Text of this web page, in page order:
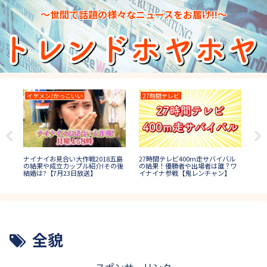
～世間で話題の様々なニュースをお届け!!～
イケメン/かっこいい
ナイナイお見合い大作戦2018五島
の結果や成立カップル紹介!その後
結婚は?【7月23日放送】
27時間テレビ
27時間テレビ400m走サバイバル
の結果！優勝者や出場者は誰？ワ
イナイナ参戦【鬼レンチャン】
全貌